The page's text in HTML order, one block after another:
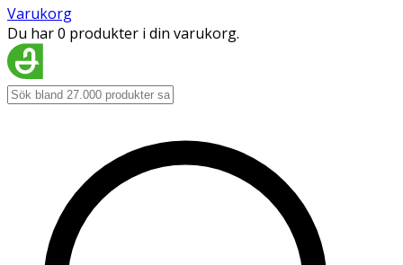
Varukorg
Du har 0 produkter i din varukorg.